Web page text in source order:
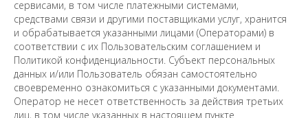
сервисами, в том числе платежными системами,
средствами связи и другими поставщиками услуг, хранится
и обрабатывается указанными лицами (Операторами) в
соответствии с их Пользовательским соглашением и
Политикой конфиденциальности. Субъект персональных
данных и/или Пользователь обязан самостоятельно
своевременно ознакомиться с указанными документами.
Оператор не несет ответственность за действия третьих
лиц, в том числе указанных в настоящем пункте